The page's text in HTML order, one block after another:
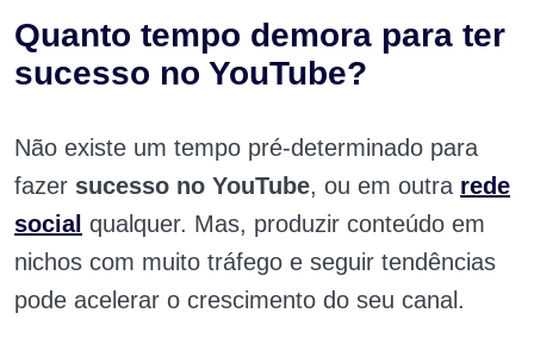
Quanto tempo demora para ter
sucesso no YouTube?
Não existe um tempo pré-determinado para
fazer sucesso no YouTube, ou em outra rede
social qualquer. Mas, produzir conteúdo em
nichos com muito tráfego e seguir tendências
pode acelerar o crescimento do seu canal.